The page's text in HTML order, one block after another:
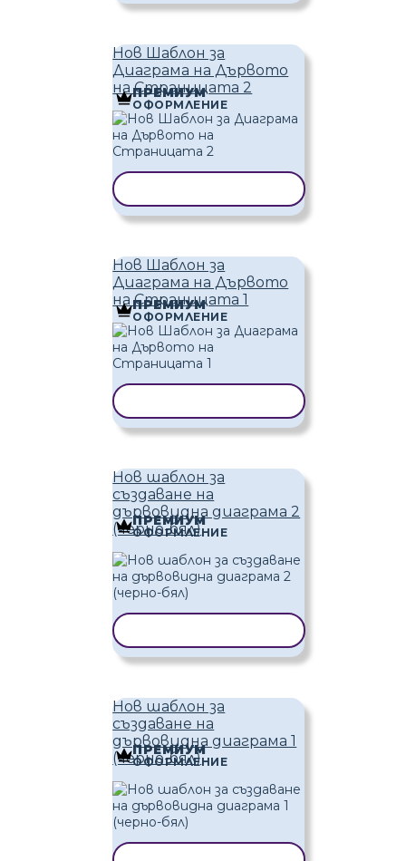
Нов Шаблон за
Диаграма на Дървото
на Страницата 2
ПРЕМИУМ
ОФОРМЛЕНИЕ
Нов Шаблон за
Диаграма на Дървото
на Страницата 1
ПРЕМИУМ
ОФОРМЛЕНИЕ
Нов шаблон за
създаване на
дървовидна диаграма 2
(черно-бял)
ПРЕМИУМ
ОФОРМЛЕНИЕ
Нов шаблон за
създаване на
дървовидна диаграма 1
(черно-бял)
ПРЕМИУМ
ОФОРМЛЕНИЕ